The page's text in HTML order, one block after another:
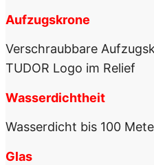
Aufzugskrone
Verschraubbare
TUDOR Logo im Relief
Wasserdichtheit
Wasserdicht bis 100
Glas